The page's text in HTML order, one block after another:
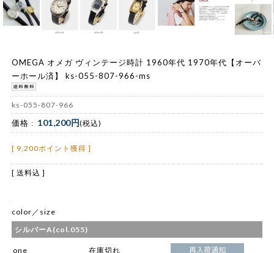
OMEGA オメガ ヴィンテージ時計 1960年代 1970年代【オーバ
ーホール済】 ks-055-807-966-ms
ks-055-807-966
価格 : 101,200円(税込)
[ 9,200ポイント獲得 ]
[ 送料込 ]
color／size
シルバーA(col.055)
one 在庫切れ